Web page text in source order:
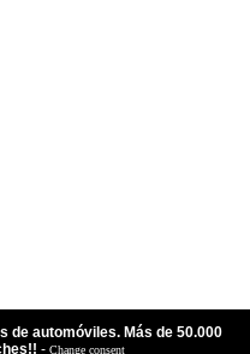
de automóviles. Más de 50.000
- Change consent